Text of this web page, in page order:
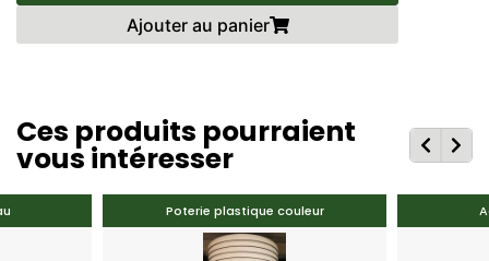
Ajouter au panier
Ces produits pourraient
vous intéresser
Poterie plastique couleur